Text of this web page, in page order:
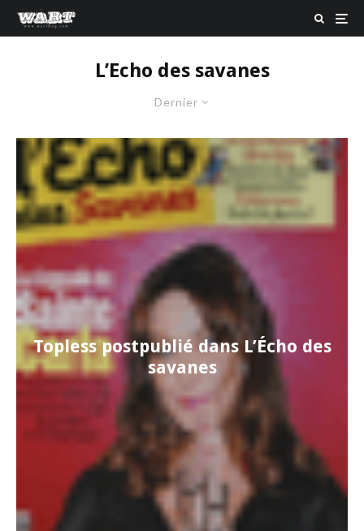
L’Echo des savanes
Dernier
Topless postpublié dans L’Écho des
savanes